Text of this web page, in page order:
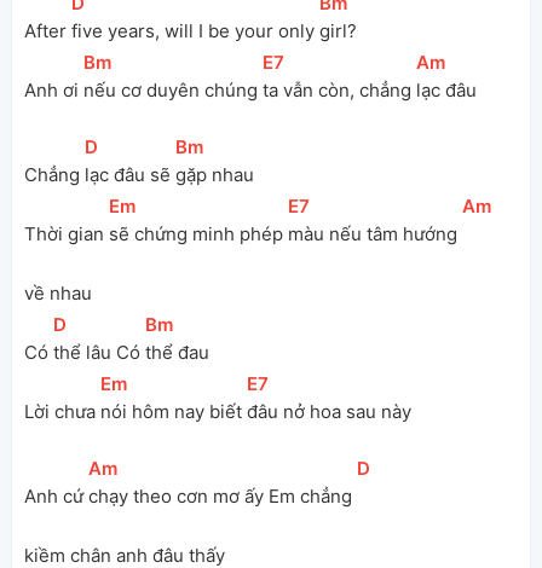
After five years, will I be your only girl?
Anh ơi
[Bm
nếu cơ duyên chúng
[E7
ta vẫn còn, chẳng
[
Am
lạc đâu
Chẳng
[D
lạc đâu sẽ
[Bm
gặp nhau
Thời gian
[Em
sẽ chứng minh phép
[E7
màu nếu tâm hướng
[
Am
về nhau
Có
[D
thể lâu Có
[Bm
thể đau
Lời chưa
[Em
nói hôm nay biết
[E7
đâu nở hoa sau này
Anh cứ
[
Am
chạy theo cơn mơ ấy Em chẳng
[D
kiềm chân anh đâu thấy